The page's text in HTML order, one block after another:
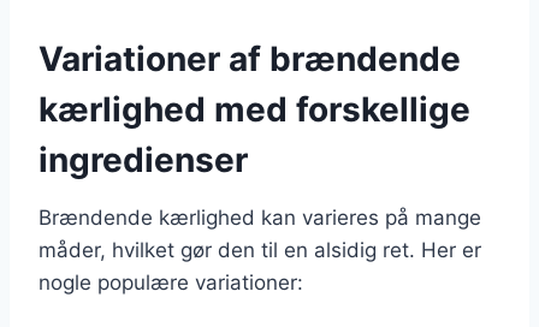
Variationer af brændende
kærlighed med forskellige
ingredienser
Brændende kærlighed kan varieres på mange
måder, hvilket gør den til en alsidig ret. Her er
nogle populære variationer: